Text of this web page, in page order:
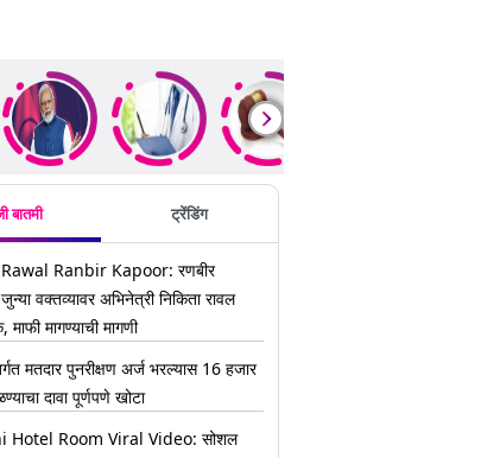
बातमी ट्रेंडिंग
Ranbir Kapoor: रणबीर
वक्तव्यावर अभिनेत्री निकिता रावल
मागण्याची मागणी
मतदार पुनरीक्षण अर्ज भरल्यास 16 हजार
दावा पूर्णपणे खोटा
Hotel Room Viral Video: सोशल